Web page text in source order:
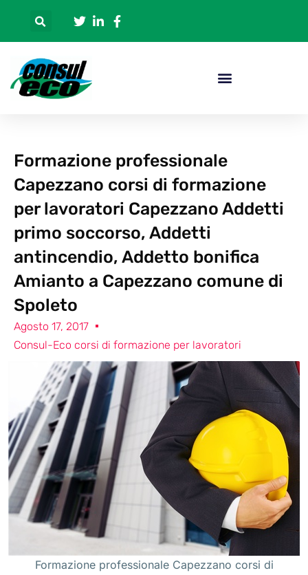
Formazione professionale
Capezzano corsi di formazione
per lavoratori Capezzano Addetti
primo soccorso, Addetti
antincendio, Addetto bonifica
Amianto a Capezzano comune di
Spoleto
Agosto 17, 2017
Consul-Eco corsi di formazione per lavoratori
Formazione professionale Capezzano corsi di